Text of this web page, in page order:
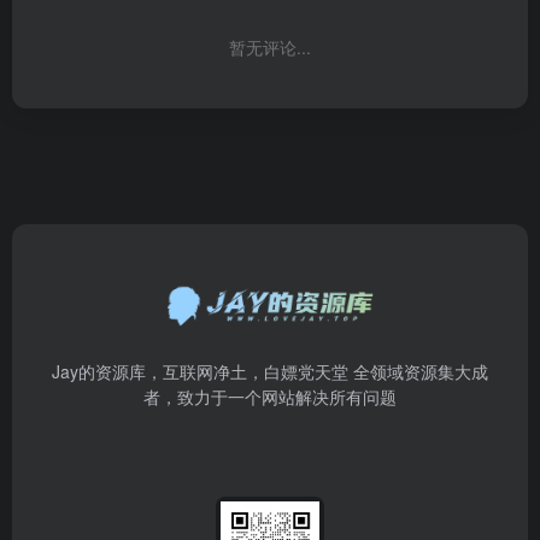
暂无评论...
Jay的资源库，互联网净土，白嫖党天堂 全领域资源集大成
者，致力于一个网站解决所有问题